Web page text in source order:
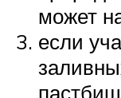
может
если